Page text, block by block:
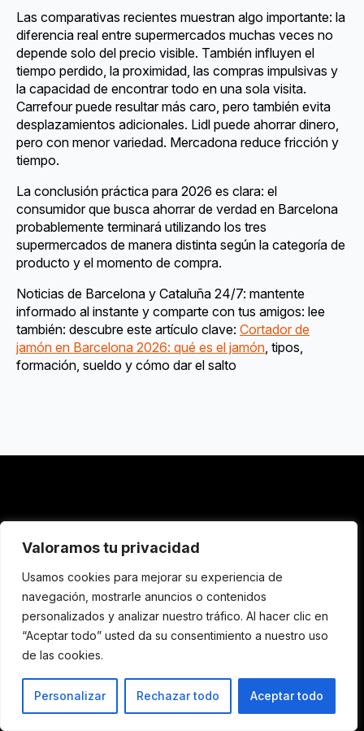
Valoramos tu privacidad
Usamos cookies para mejorar su experiencia de
navegación, mostrarle anuncios o contenidos
personalizados y analizar nuestro tráfico. Al hacer clic en
“Aceptar todo” usted da su consentimiento a nuestro uso
de las cookies.
Personalizar Rechazar todo Aceptar todo
Las comparativas recientes muestran algo importante: la
diferencia real entre supermercados muchas veces no
depende solo del precio visible. También influyen el
tiempo perdido, la proximidad, las compras impulsivas y
la capacidad de encontrar todo en una sola visita.
Carrefour puede resultar más caro, pero también evita
desplazamientos adicionales. Lidl puede ahorrar dinero,
pero con menor variedad. Mercadona reduce fricción y
tiempo.
La conclusión práctica para 2026 es clara: el
consumidor que busca ahorrar de verdad en Barcelona
probablemente terminará utilizando los tres
supermercados de manera distinta según la categoría de
producto y el momento de compra.
Noticias de Barcelona y Cataluña 24/7: mantente
informado al instante y comparte con tus amigos: lee
también: descubre este artículo clave: Cortador de
jamón en Barcelona 2026: qué es el jamón , tipos,
formación, sueldo y cómo dar el salto
bcn24
© 2026 BCN24 MEDIA GROUP. PERIODISMO INDEPENDIENTE.